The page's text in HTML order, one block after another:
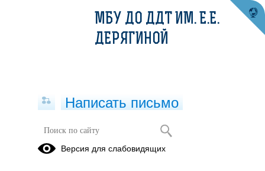
Задание на 25.10. - 01.11. 1-2 г.
обучения "Станковая графика.
МБУ ДО ДДТ ИМ. Е.Е.
ДЕРЯГИНОЙ
Написать письмо
Версия для слабовидящих